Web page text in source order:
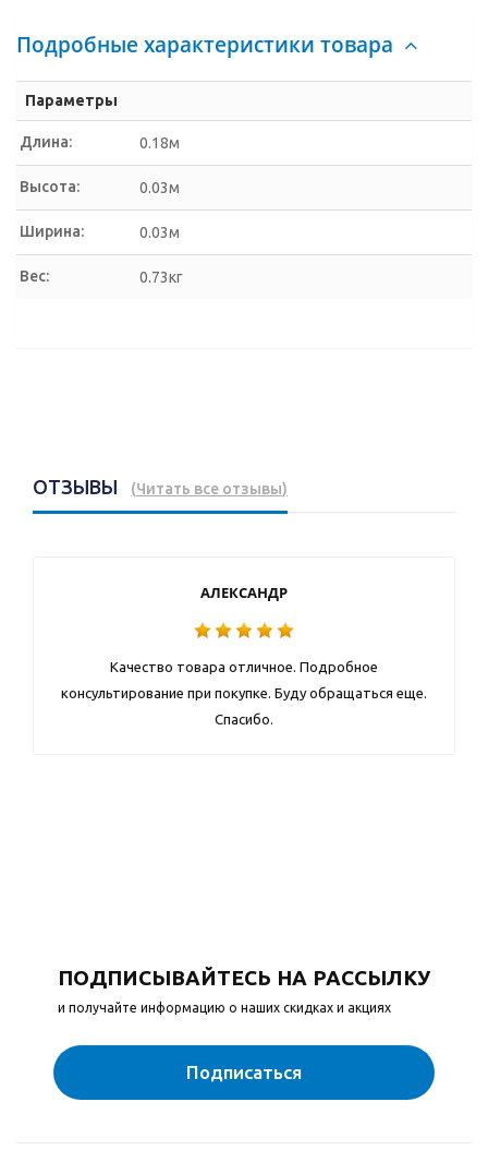
Подробные характеристики товара
Параметры
Длина: 0.18м
Высота: 0.03м
Ширина: 0.03м
Вес: 0.73кг
ОТЗЫВЫ (Читать все отзывы)
АЛЕКСАНДР
Качество товара отличное. Подробное
консультирование при покупке. Буду обращаться еще.
Спасибо.
ПОДПИСЫВАЙТЕСЬ НА РАССЫЛКУ
и получайте информацию о наших скидках и акциях
Подписаться